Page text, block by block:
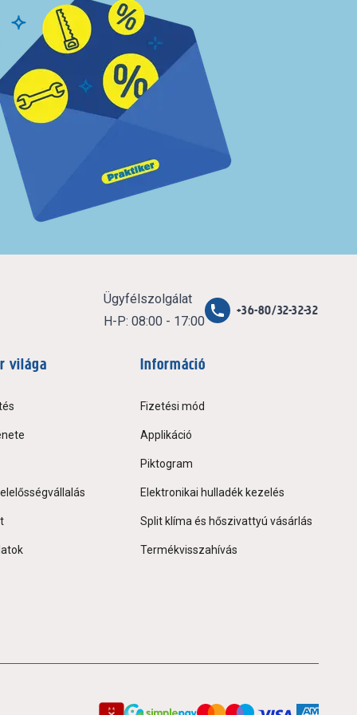
Ügyfélszolgálat
H-P: 08:00 - 17:00
+36-80/32-32-32
világa Információ
Fizetési mód
Applikáció
Piktogram
Elektronikai hulladék kezelés
Split klíma és hőszivattyú vásárlás
Termékvisszahívás